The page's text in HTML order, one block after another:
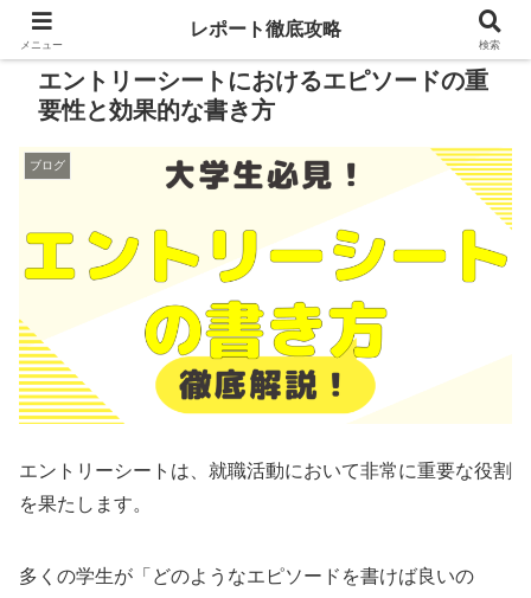
エントリーシートにおけるエピソードの重
要性と効果的な書き方
ブログ
エントリーシートは、就職活動において非常に重要な役割
を果たします。
多くの学生が「どのようなエピソードを書けば良いの
メニュー
レポート徹底攻略
検索